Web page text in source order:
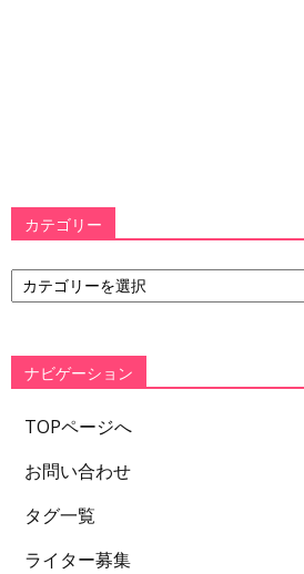
カテゴリー
カ
テ
ー
ナビゲーション
TOPページへ
お問い合わせ
タグ一覧
ライター募集